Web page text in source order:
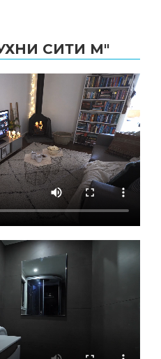
СИТИ М"